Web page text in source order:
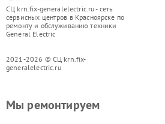
СЦ krn.fix-generalelectric.ru - сеть
сервисных центров в Красноярске по
ремонту и обслуживанию техники
General Electric
2021-2026 © СЦ krn.fix-
generalelectric.ru
Мы ремонтируем